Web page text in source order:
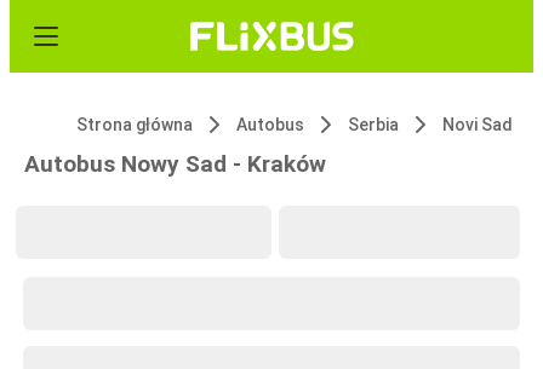
Strona główna Autobus Serbia Novi Sad
Autobus Nowy Sad - Kraków